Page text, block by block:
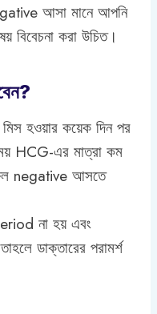
আসা মানে আপনি
বিবেচনা করা উচিত।
হওয়ার কয়েক দিন পর
HCG-এর মাত্রা কম
negative আসতে
না হয় এবং
ডাক্তারের পরামর্শ